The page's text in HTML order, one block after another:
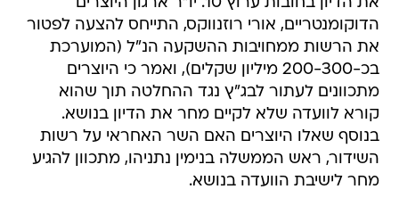
הדוקומנטריים, אורי רוזנווקס, התייחס להצעה לפטור
את הרשות ממחויבות ההשקעה הנ"ל (המוערכת
בכ-200-300 מיליון שקלים), ואמר כי היוצרים
מתכוונים לעתור לבג"ץ נגד ההחלטה תוך שהוא
קורא לוועדה שלא לקיים מחר את הדיון בנושא.
בנוסף שאלו היוצרים האם השר האחראי על רשות
השידור, ראש הממשלה בנימין נתניהו, מתכוון להגיע
מחר לישיבת הוועדה בנושא.